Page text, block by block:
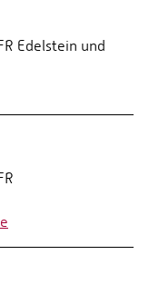
Edelstein und